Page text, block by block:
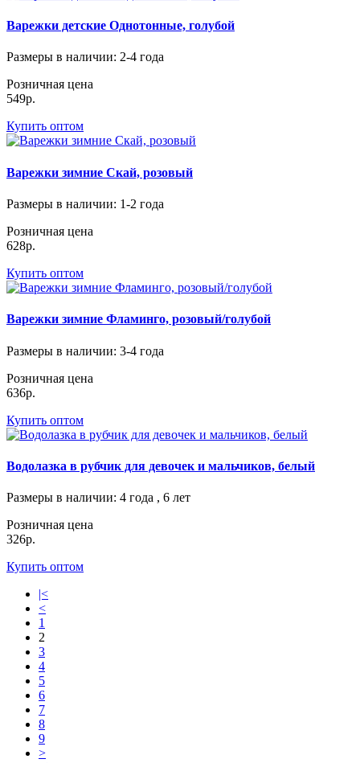
Варежки детские Однотонные, голубой
Размеры в наличии: 2-4 года
Розничная цена
549р.
Купить оптом
Варежки зимние Скай, розовый
Размеры в наличии: 1-2 года
Розничная цена
628р.
Купить оптом
Варежки зимние Фламинго, розовый/голубой
Размеры в наличии: 3-4 года
Розничная цена
636р.
Купить оптом
Водолазка в рубчик для девочек и мальчиков, белый
Размеры в наличии: 4 года , 6 лет
Розничная цена
326р.
Купить оптом
|<
<
1
2
3
4
5
6
7
8
9
>